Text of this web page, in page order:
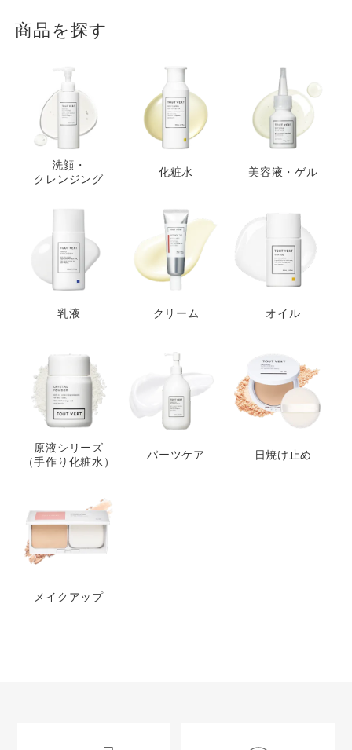
商品を探す
洗顔・
クレンジング
化粧水 美容液・ゲル
乳液 クリーム オイル
原液シリーズ
（手作り化粧水）
パーツケア 日焼け止め
メイクアップ